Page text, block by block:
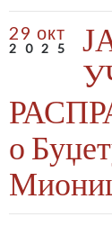
29 окт
2025
о